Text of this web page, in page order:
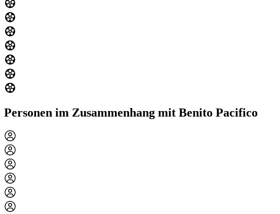
Personen im Zusammenhang mit Benito Pacifico